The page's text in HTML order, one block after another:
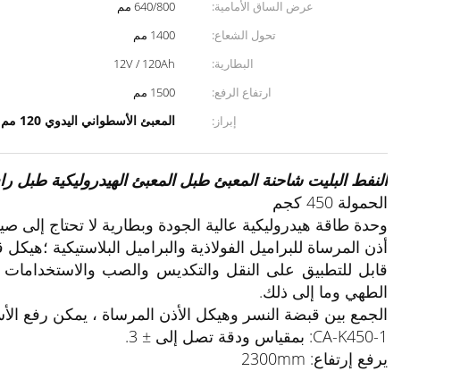
عرض الساق الأمامية:
640/800 مم
تحول الشعاع:
1400 مم
البطارية:
12V / 120Ah
ارتفاع الرفع:
1500 مم
إبراز:
المعبئ الأسطواني اليدوي 120 مم / ثانية
النفط البليت شاحنة المعبئ طبل المعبئ الهيدروليكية طبل
الحمولة 450 كجم
وحدة طاقة هيدروليكية عالية الجودة وبطارية لا تحتاج إلى
أذن المرساة للبراميل الفولاذية والبراميل البلاستيكية
قابل للتطبيق على النقل والتكديس والصب والاستخدامات
الطهي وما إلى ذلك.
الجمع بين قبضة النسر وهيكل الأذن المرساة ، يمكن رفع
CA-K450-1: بمقياس ودقة تصل إلى ± 3.
يرفع إرتفاع: 2300mm